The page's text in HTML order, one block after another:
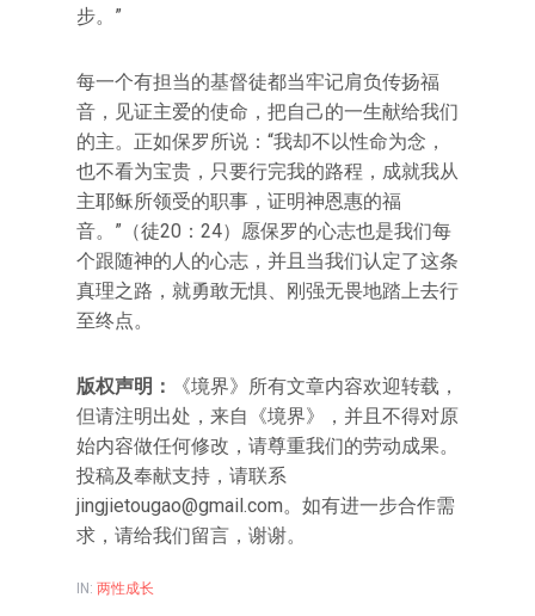
步。”
每一个有担当的基督徒都当牢记肩负传扬福
音，见证主爱的使命，把自己的一生献给我们
的主。正如保罗所说：“我却不以性命为念，
也不看为宝贵，只要行完我的路程，成就我从
主耶稣所领受的职事，证明神恩惠的福
音。”（徒20：24）愿保罗的心志也是我们每
个跟随神的人的心志，并且当我们认定了这条
真理之路，就勇敢无惧、刚强无畏地踏上去行
至终点。
版权声明：
《境界》所有文章内容欢迎转载，
但请注明出处，来自《境界》，并且不得对原
始内容做任何修改，请尊重我们的劳动成果。
投稿及奉献支持，请联系
jingjietougao@gmail.com。如有进一步合作需
求，请给我们留言，谢谢。
IN: 两性成长